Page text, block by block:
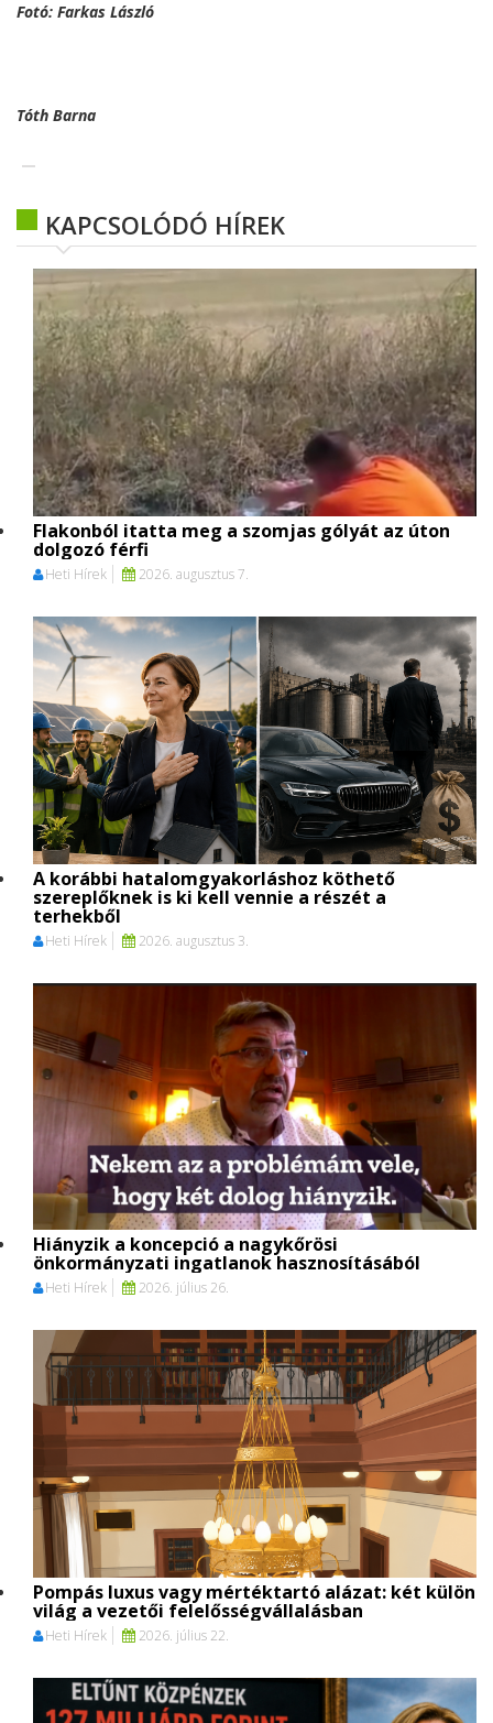
Fotó: Farkas László
Tóth Barna
KAPCSOLÓDÓ HÍREK
Flakonból itatta meg a szomjas gólyát az úton
dolgozó férfi
Heti Hírek 2026. augusztus 7.
A korábbi hatalomgyakorláshoz köthető
szereplőknek is ki kell vennie a részét a
terhekből
Heti Hírek 2026. augusztus 3.
Hiányzik a koncepció a nagykőrösi
önkormányzati ingatlanok hasznosításából
Heti Hírek 2026. július 26.
Pompás luxus vagy mértéktartó alázat: két külön
világ a vezetői felelősségvállalásban
Heti Hírek 2026. július 22.